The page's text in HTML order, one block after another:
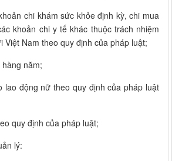
chi khám sức khỏe định kỳ, chi mua
khoản chi y tế khác thuộc trách nhiệm
Việt Nam theo quy định của pháp luật;
năm;
lao động nữ theo quy định của pháp luật
quy định của pháp luật;
lý: